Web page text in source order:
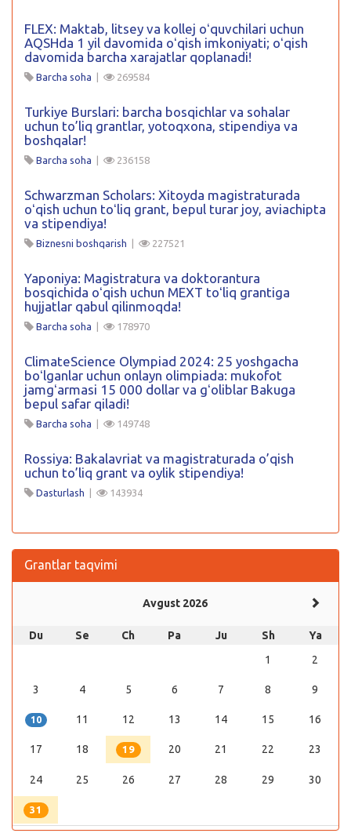
FLEX: Maktab, litsey va kollej oʻquvchilari uchun
AQSHda 1 yil davomida oʻqish imkoniyati; oʻqish
davomida barcha xarajatlar qoplanadi!
Barcha soha | 269584
Turkiye Burslari: barcha bosqichlar va sohalar
uchun to’liq grantlar, yotoqxona, stipendiya va
boshqalar!
Barcha soha | 236158
Schwarzman Scholars: Xitoyda magistraturada
oʻqish uchun toʻliq grant, bepul turar joy, aviachipta
va stipendiya!
Biznesni boshqarish | 227521
Yaponiya: Magistratura va doktorantura
bosqichida oʻqish uchun MEXT toʻliq grantiga
hujjatlar qabul qilinmoqda!
Barcha soha | 178970
ClimateScience Olympiad 2024: 25 yoshgacha
boʻlganlar uchun onlayn olimpiada: mukofot
jamgʻarmasi 15 000 dollar va gʻoliblar Bakuga
bepul safar qiladi!
Barcha soha | 149748
Rossiya: Bakalavriat va magistraturada o’qish
uchun to’liq grant va oylik stipendiya!
Dasturlash | 143934
Grantlar taqvimi
Avgust 2026
Du Se Ch Pa Ju Sh
Ya
1
2
3 4 5 6 7 8 9
10 11 12 13 14 15 16
17 18 19 20 21 22 23
24 25 26 27 28 29 30
31